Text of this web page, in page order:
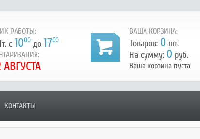
РАБОТЫ:
с 1000 до 1700
АВГУСТА
ВАША КОРЗИНА:
Товаров: 0 шт.
На сумму: 0 руб.
Ваша корзина пуста
КОНТАКТЫ